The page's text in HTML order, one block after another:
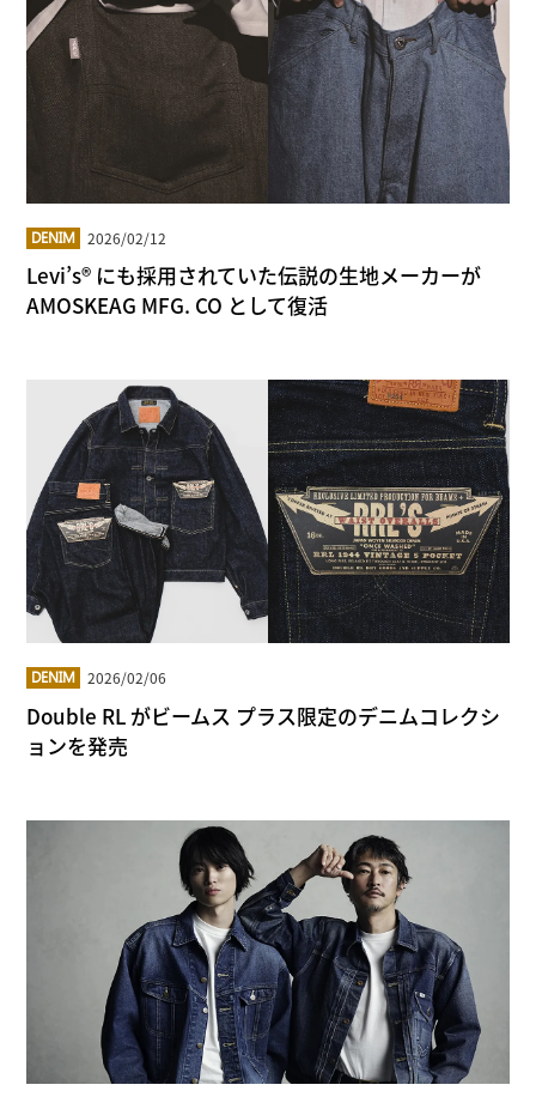
DENIM 2026/02/12
Levi’s® にも採用されていた伝説の生地メーカーが
AMOSKEAG MFG. CO として復活
DENIM 2026/02/06
Double RL がビームス プラス限定のデニムコレクシ
ョンを発売